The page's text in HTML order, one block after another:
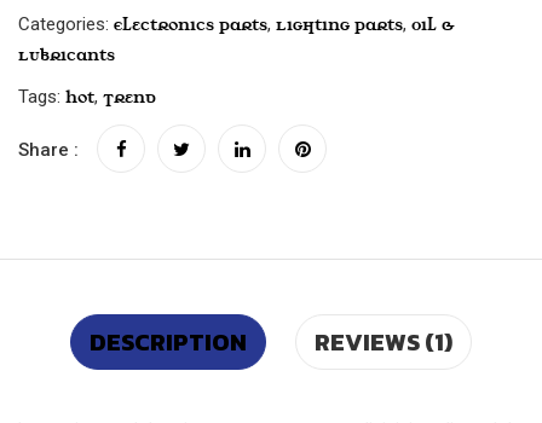
Categories: Electronics Parts, Lighting Parts, Oil &
Lubricants
Tags: Hot, Trend
Share :
DESCRIPTION REVIEWS (1)